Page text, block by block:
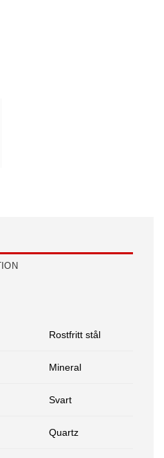
Rostfritt stål
Mineral
Svart
Quartz